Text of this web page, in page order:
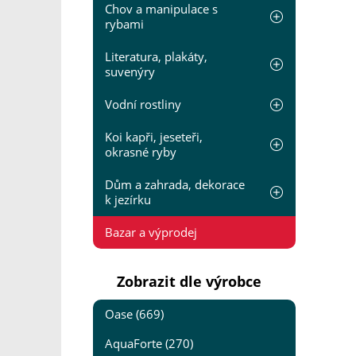
Chov a manipulace s
rybami
Literatura, plakáty,
suvenýry
Vodní rostliny
Koi kapři, jeseteři,
okrasné ryby
Dům a zahrada, dekorace
k jezírku
Bazar a výprodej
Zobrazit dle výrobce
Oase (669)
AquaForte (270)